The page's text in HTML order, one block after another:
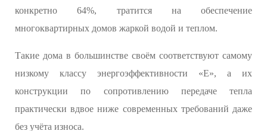
конкретно 64%, тратится на обеспечение
многоквартирных домов жаркой водой и теплом.
Такие дома в большинстве своём соответствуют самому
низкому классу энергоэффективности «Е», а их
конструкции по сопротивлению передаче тепла
практически вдвое ниже современных требований даже
без учёта износа.